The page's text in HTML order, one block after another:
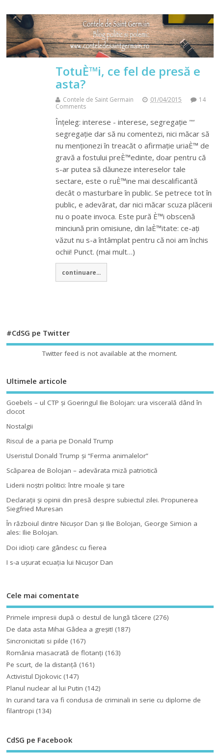
TotuÈ™i, ce fel de presă e
asta?
Contele de Saint Germain 01/04/2015
14
Comments
Înțeleg: interese - interese, segregație "“
segregație dar să nu comentezi, nici măcar să
nu menționezi în treacăt o afirmație uriaÈ™ de
gravă a fostului preÈ™edinte, doar pentru că
s-ar putea să dăuneze intereselor tale
sectare, este o ruÈ™ine mai descalificantă
decât o masturbare în public. Se petrece tot în
public, e adevărat, dar nici măcar scuza plăcerii
nu o poate invoca. Este pură È™i obscenă
minciună prin omisiune, din laÈ™itate: ce-ați
văzut nu s-a întâmplat pentru că noi am închis
ochii! Punct. (mai mult…)
continuare...
#CdSG pe Twitter
Twitter feed is not available at the moment.
Ultimele articole
Goebels – ul CTP şi Goeringul Ilie Bolojan: ura viscerală dând în
clocot
Nostalgii
Riscul de a paria pe Donald Trump
Useristul Donald Trump şi “Ferma animalelor”
Scăparea de Bolojan – adevărata miză patriotică
Liderii noştri politici: între moale şi tare
Declaraţii şi opinii din presă despre subiectul zilei. Propunerea
Siegfried Muresan
În războiul dintre Nicuşor Dan şi Ilie Bolojan, George Simion a
ales: Ilie Bolojan.
Doi idioţi care gândesc cu fierea
I s-a uşurat ecuaţia lui Nicuşor Dan
Cele mai comentate
Primele impresii după o destul de lungă tăcere (276)
De data asta Mihai Gâdea a greşit! (187)
Sincronicitati si pilde (167)
România masacrată de flotanţi (163)
Pe scurt, de la distanță (161)
Activistul Djokovic (147)
Planul nuclear al lui Putin (142)
In curand tara va fi condusa de criminali in serie cu diplome de
filantropi (134)
CdSG pe Facebook